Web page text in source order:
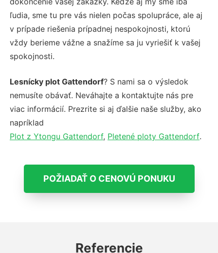
ľudia, sme tu pre vás nielen počas spolupráce, ale aj
v prípade riešenia prípadnej nespokojnosti, ktorú
vždy berieme vážne a snažíme sa ju vyriešiť k vašej
spokojnosti.
Lesnícky plot Gattendorf? S nami sa o výsledok
nemusíte obávať. Neváhajte a kontaktujte nás pre
viac informácií. Prezrite si aj ďalšie naše služby, ako
napríklad
Plot z Ytongu Gattendorf, Pletené ploty Gattendorf.
POŽIADAŤ O CENOVÚ PONUKU
Referencie